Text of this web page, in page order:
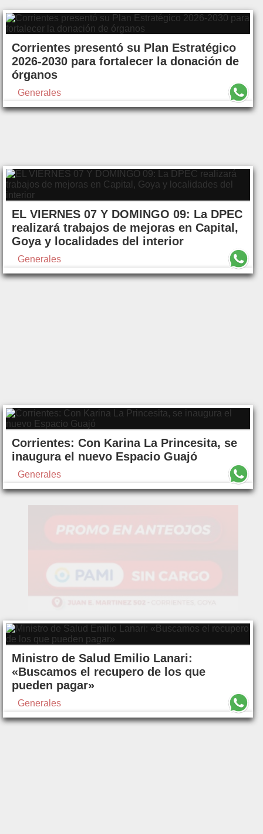
Corrientes presentó su Plan Estratégico
2026-2030 para fortalecer la donación de
órganos
Generales
EL VIERNES 07 Y DOMINGO 09: La DPEC
realizará trabajos de mejoras en Capital,
Goya y localidades del interior
Generales
Corrientes: Con Karina La Princesita, se
inaugura el nuevo Espacio Guajó
Generales
Ministro de Salud Emilio Lanari:
«Buscamos el recupero de los que
pueden pagar»
Generales